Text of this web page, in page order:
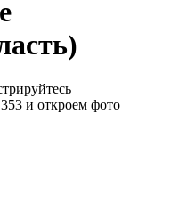
и откроем фото